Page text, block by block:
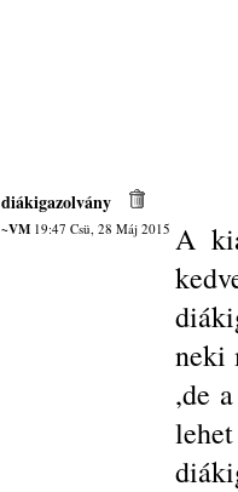
diákigazolvány
~VM19:47 Csü, 28 Máj 2015 A
neki
,de